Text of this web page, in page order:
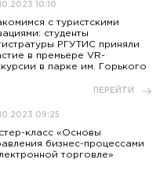
10:10
с туристскими
студенты
РГУТИС приняли
в премьере VR-
в парке им. Горького
ПЕРЕЙТИ
09:25
класс «Основы
бизнес-процессами
торговле»